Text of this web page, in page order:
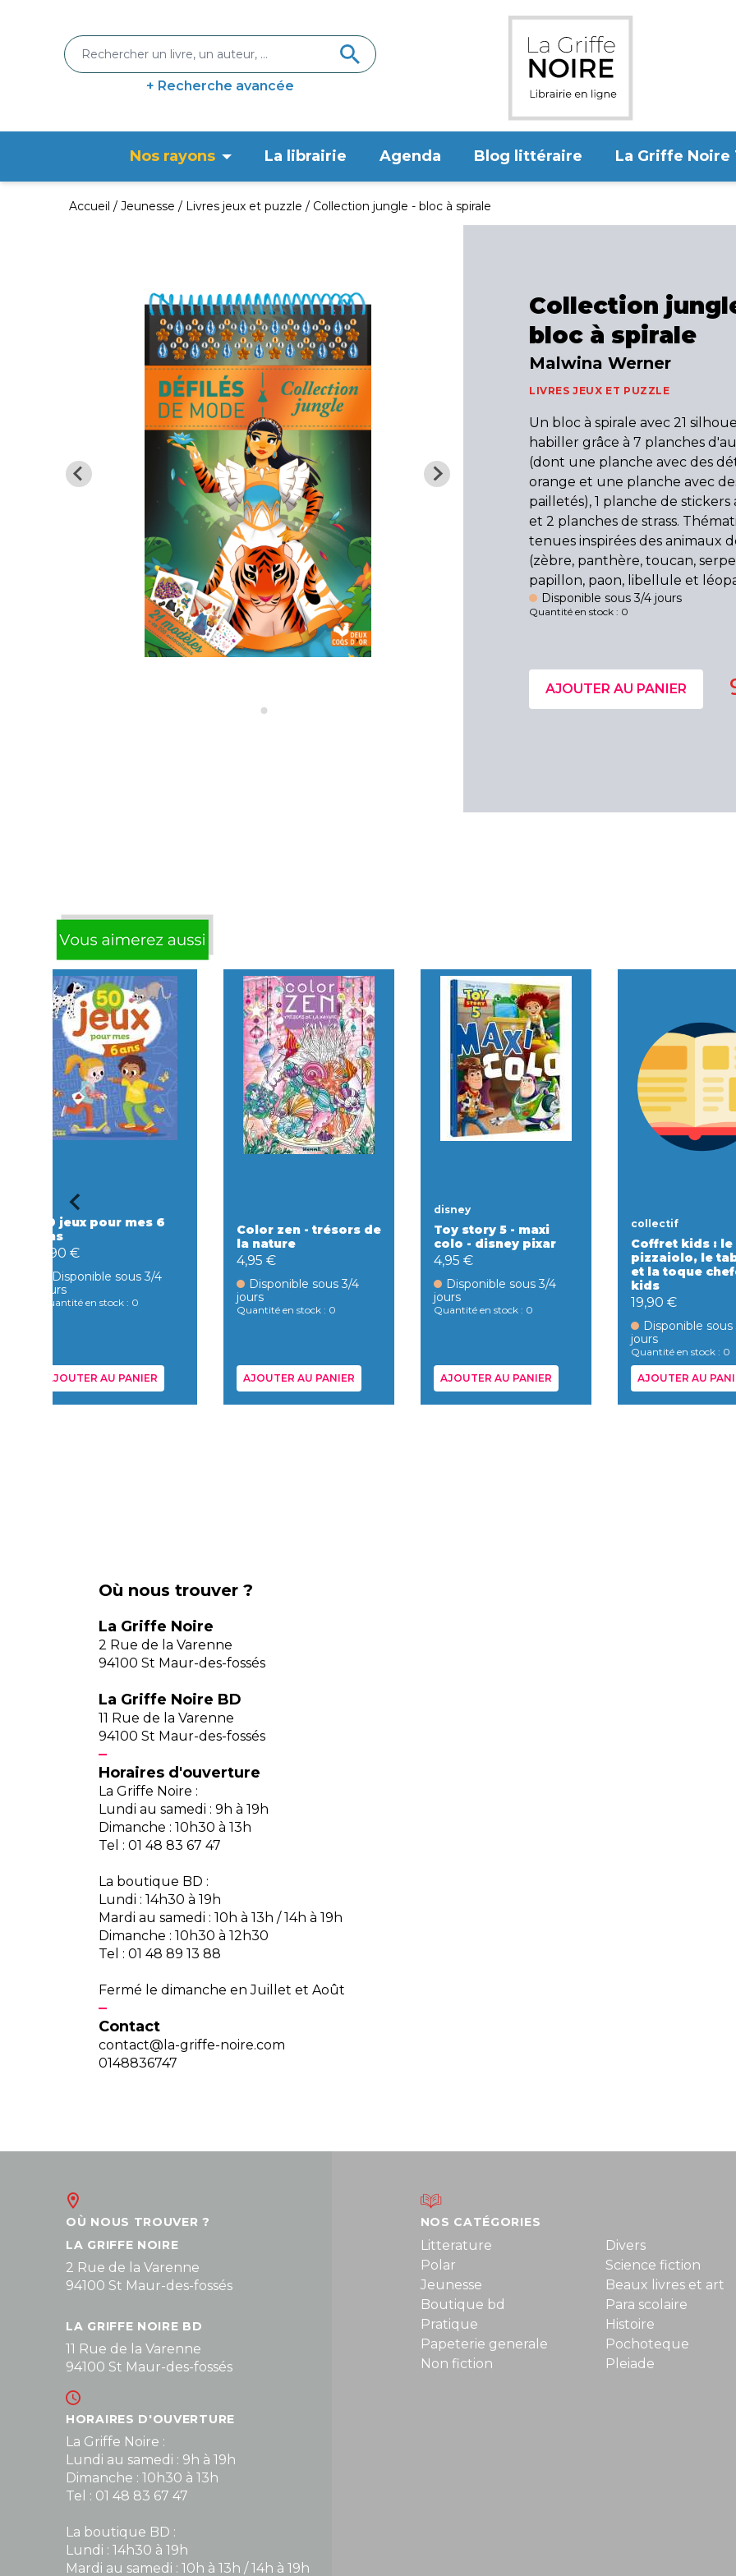
+ Recherche avancée
Nos rayons La librairie Agenda Blog littéraire La Griffe Noire
Accueil Jeunesse Livres jeux et puzzle Collection jungle - bloc à spirale
Collection
bloc à spirale
Malwina Werner
LIVRES JEUX ET PUZZLE
Un bloc à spirale avec 21
habiller grâce à 7 planches
(dont une planche avec des
orange et une planche avec
pailletés), 1 planche de stickers
et 2 planches de strass.
tenues inspirées des animaux
(zèbre, panthère, toucan,
papillon, paon, libellule et
Disponible sous 3/4 jours
Quantité en stock : 0
AJOUTER AU PANIER
50 jeux pour mes 6
ans
5,90 €
Disponible sous 3/4
jours
Quantité en stock : 0
AJOUTER AU PANIER
Color zen - trésors de
la nature
4,95 €
Disponible sous 3/4
jours
Quantité en stock : 0
AJOUTER AU PANIER
disney
Toy story 5 - maxi
colo - disney pixar
4,95 €
Disponible sous 3/4
jours
Quantité en stock : 0
AJOUTER AU PANIER
collectif
Coffret kids :
pizzaiolo, le
et la toque
kids
19,90 €
Disponible sous
jours
Quantité en stock : 0
AJOUTER AU
Où nous trouver ?
La Griffe Noire
2 Rue de la Varenne
94100 St Maur-des-fossés
La Griffe Noire BD
11 Rue de la Varenne
94100 St Maur-des-fossés
Horaires d'ouverture
La Griffe Noire :
Lundi au samedi : 9h à 19h
Dimanche : 10h30 à 13h
Tel : 01 48 83 67 47
La boutique BD :
Lundi : 14h30 à 19h
Mardi au samedi : 10h à 13h / 14h à 19h
Dimanche : 10h30 à 12h30
Tel : 01 48 89 13 88
Fermé le dimanche en Juillet et Août
Contact
contact@la-griffe-noire.com
0148836747
OÙ NOUS TROUVER ?
LA GRIFFE NOIRE
2 Rue de la Varenne
94100 St Maur-des-fossés
LA GRIFFE NOIRE BD
11 Rue de la Varenne
94100 St Maur-des-fossés
HORAIRES D'OUVERTURE
La Griffe Noire :
Lundi au samedi : 9h à 19h
Dimanche : 10h30 à 13h
Tel : 01 48 83 67 47
La boutique BD :
Lundi : 14h30 à 19h
Mardi au samedi : 10h à 13h / 14h à 19h
NOS CATÉGORIES
Litterature
Polar
Jeunesse
Boutique bd
Pratique
Papeterie generale
Non fiction
Divers
Science fiction
Beaux livres et art
Para scolaire
Histoire
Pochoteque
Pleiade